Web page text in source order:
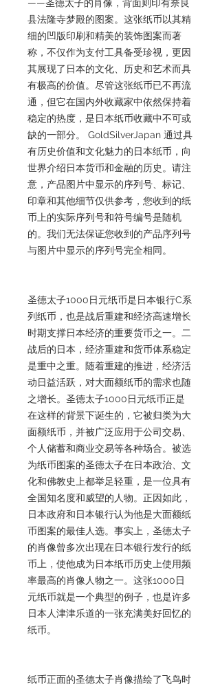
——圣德太子的肖像，背面则印有奈良
县法隆寺梦殿的图案。这张纸币以其精
细的凹版印刷和精美的装饰图案而著
称，不仅作为支付工具备受珍视，更因
其展现了日本的文化、历史和艺术而具
有极高的价值。尽管这张纸币已不再流
通，但它在国内外收藏家中依然保持着
稳定的热度，是日本纸币收藏中不可或
缺的一部分。 GoldSilverJapan 通过具
有历史价值和文化魅力的日本纸币，向
世界介绍日本货币和金融的历史。请注
意，产品图片中显示的序列号、标记、
印章和其他细节仅供参考，您收到的纸
币上的实际序列号和符号编号是随机
的。我们无法保证您收到的产品序列号
与图片中显示的序列号完全相同。
圣德太子1000日元纸币是日本银行C系
列纸币，也是战后重建和经济高速增长
时期支撑日本经济的重要货币之一。二
战后的日本，经济重建和货币体系稳定
是重中之重。随着重建的推进，经济活
动日益活跃，对大面额纸币的需求也随
之增长。圣德太子1000日元纸币正是
在这样的背景下诞生的，它被归类为大
面额纸币，并被广泛应用于公司交易、
个人储蓄和商业交易等各种场合。被选
为纸币图案的圣德太子在日本政治、文
化和佛教史上都举足轻重，是一位具有
全国知名度和威望的人物。正因如此，
日本政府和日本银行认为他是大面额纸
币图案的最佳人选。事实上，圣德太子
的肖像曾多次出现在日本银行发行的纸
币上，使他成为日本纸币历史上使用频
率最高的肖像人物之一。这张1000日
元纸币就是一个典型的例子，也是许多
日本人津津乐道的一张充满美好回忆的
纸币。
纸币正面的圣德太子肖像描绘了飞鸟时